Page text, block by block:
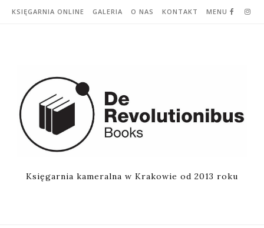
Skip to content
KSIĘGARNIA ONLINE GALERIA O NAS KONTAKT MENU
Księgarnia kameralna w Krakowie od 2013 roku